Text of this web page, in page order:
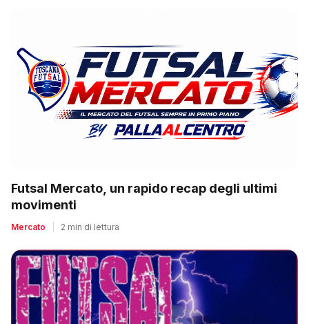
Futsal Mercato, un rapido recap degli ultimi
movimenti
Mercato 2 min di lettura